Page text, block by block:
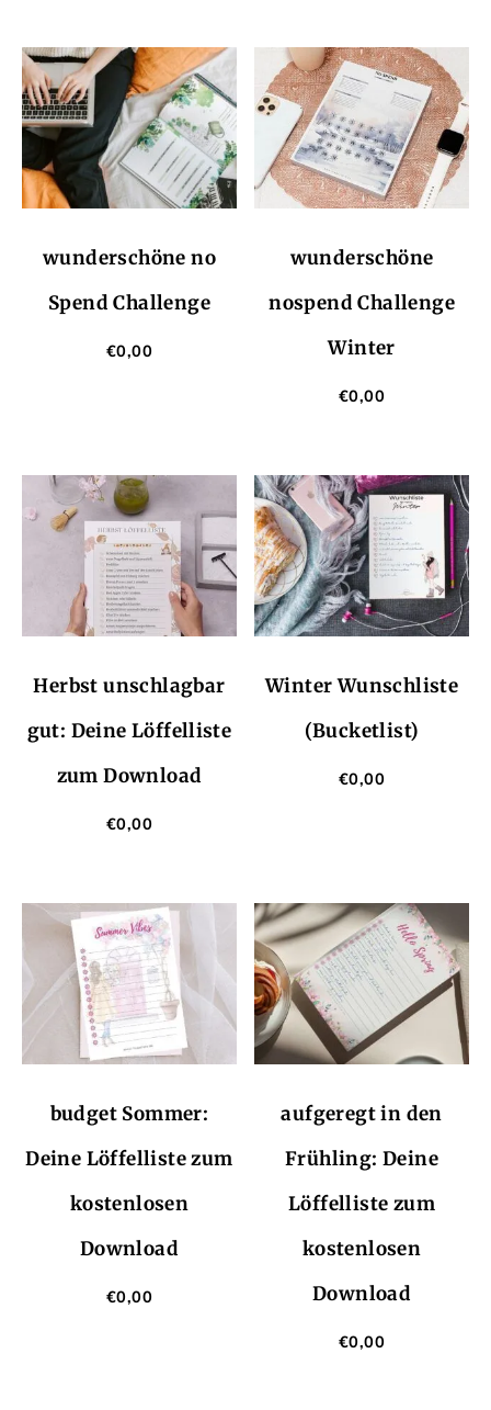
wunderschöne no
Spend Challenge
€0,00
wunderschöne
nospend Challenge
Winter
€0,00
Herbst unschlagbar
gut: Deine Löffelliste
zum Download
€0,00
Winter Wunschliste
(Bucketlist)
€0,00
budget Sommer:
Deine Löffelliste zum
kostenlosen
Download
€0,00
aufgeregt in den
Frühling: Deine
Löffelliste zum
kostenlosen
Download
€0,00